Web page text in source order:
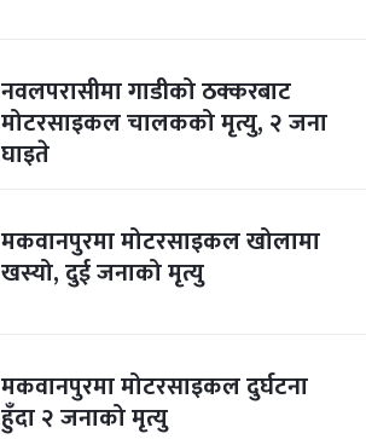
नवलपरासीमा गाडीको ठक्करबाट
मोटरसाइकल चालकको मृत्यु, २ जना
घाइते
मकवानपुरमा मोटरसाइकल खोलामा
खस्यो, दुई जनाको मृत्यु
मकवानपुरमा मोटरसाइकल दुर्घटना
हुँदा २ जनाको मृत्यु